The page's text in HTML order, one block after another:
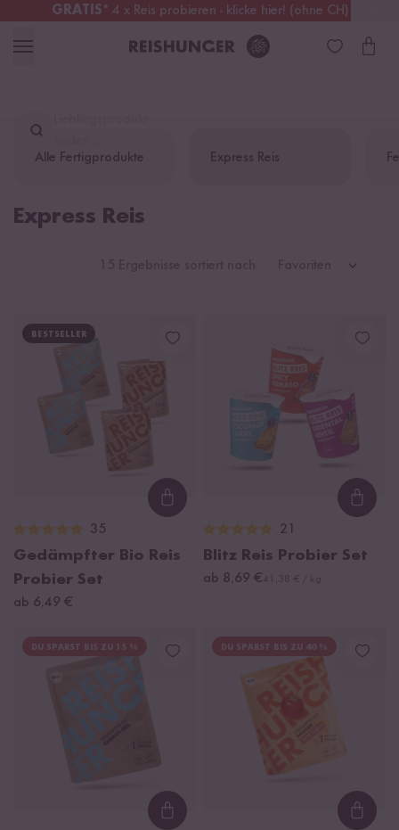
GRATIS* 4 x Reis probieren - klicke hier! (ohne CH)
Österreich Kostenloser Versand
Alle Fertigprodukte
Express Reis
Express Reis
BESTSELLER
Loading...
35
Gedämpfter Bio Reis
Probier Set
ab 6,49 €
21
Blitz Reis Probier Set
ab 8,69 €
DU SPARST BIS ZU 15 %
Loading...
DU SPARST BIS ZU 40 %